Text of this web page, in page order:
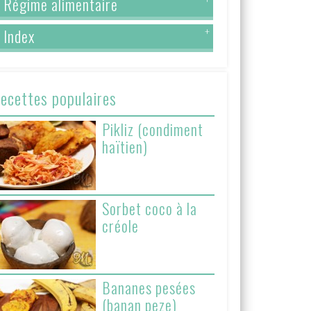
Index +
populaires
Pikliz (condiment
haïtien)
Sorbet coco à la
créole
Bananes pesées
(banan peze)